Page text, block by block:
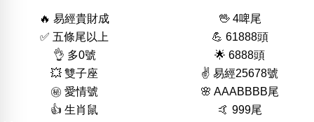
🔥 易經貴財成
🖖 4啤尾
✅ 五條尾以上
💪 61888頭
👌 多0號
🌟 6888頭
💥 雙子座
✌️ 易經25678號
㊙️ 愛情號
🌸 AAABBBB尾
👍 生肖鼠
🤙 999尾